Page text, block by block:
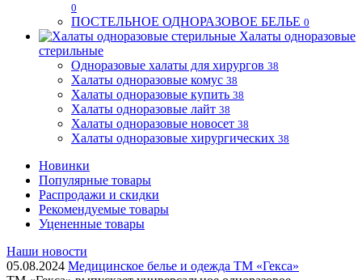
0
ПОСТЕЛЬНОЕ ОДНОРАЗОВОЕ БЕЛЬЕ 0
Халаты одноразовые
стерильные
Одноразовые халаты для хирургов 38
Халаты одноразовые комус 38
Халаты одноразовые купить 38
Халаты одноразовые лайт 38
Халаты одноразовые новосет 38
Халаты одноразовые хирургических 38
Новинки
Популярные товары
Распродажи и скидки
Рекомендуемые товары
Уцененные товары
Наши новости
05.08.2024 Медицинское белье и одежда ТМ «Гекса»